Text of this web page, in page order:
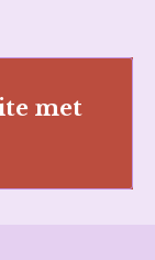
met